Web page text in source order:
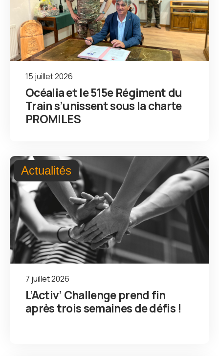
15 juillet 2026
Océalia et le 515e Régiment du
Train s’unissent sous la charte
PROMILES
Actualités
7 juillet 2026
L’Activ’ Challenge prend fin
après trois semaines de défis !